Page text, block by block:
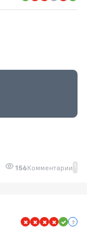
156Комментарии 1